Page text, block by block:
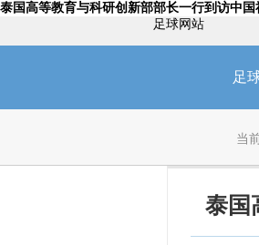
泰国高等教育与科研创新部部长一行到访中
足球网站
足
当
泰国